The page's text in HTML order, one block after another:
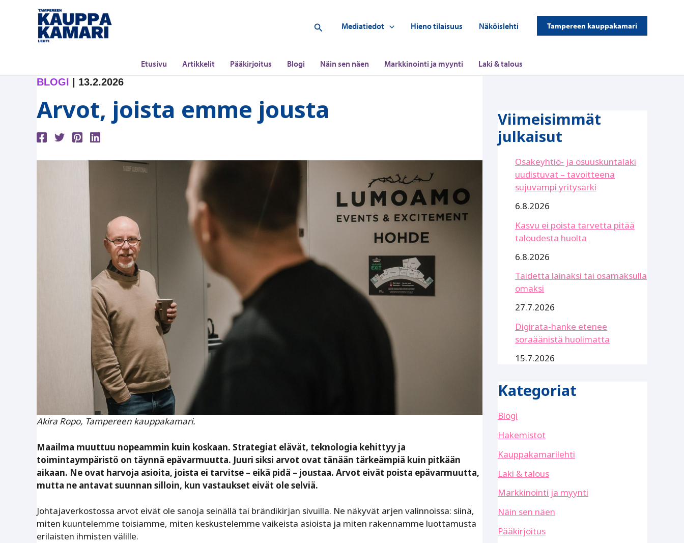
Hae Mediatiedot Hieno tilaisuus Näköislehti Tampereen kauppakamari
Etusivu Artikkelit Pääkirjoitus Blogi Näin sen näen Markkinointi ja myynti Laki & talous
BLOGI | 13.2.2026
Arvot, joista emme jousta
Akira Ropo, Tampereen kauppakamari.
Maailma muuttuu nopeammin kuin koskaan. Strategiat elävät, teknologia kehittyy ja
toimintaympäristö on täynnä epävarmuutta. Juuri siksi arvot ovat tänään tärkeämpiä kuin pitkään
aikaan. Ne ovat harvoja asioita, joista ei tarvitse – eikä pidä – joustaa. Arvot eivät poista epävarmuutta,
mutta ne antavat suunnan silloin, kun vastaukset eivät ole selviä.
Johtajaverkostossa arvot eivät ole sanoja seinällä tai brändikirjan sivuilla. Ne näkyvät arjen valinnoissa: siinä,
miten kuuntelemme toisiamme, miten keskustelemme vaikeista asioista ja miten rakennamme luottamusta
erilaisten ihmisten välille.
Viimeisimmät
julkaisut
Osakeyhtiö- ja osuuskuntalaki
uudistuvat – tavoitteena
sujuvampi yritysarki
6.8.2026
Kasvu ei poista tarvetta pitää
taloudesta huolta
6.8.2026
Taidetta lainaksi tai osamaksulla
omaksi
27.7.2026
Digirata-hanke etenee
soraäänistä huolimatta
15.7.2026
Kategoriat
Blogi
Hakemistot
Kauppakamarilehti
Laki & talous
Markkinointi ja myynti
Näin sen näen
Pääkirjoitus